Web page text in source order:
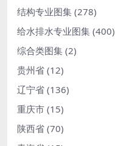
结构专业图集 (278)
给水排水专业图集 (400)
综合类图集 (2)
贵州省 (12)
辽宁省 (136)
重庆市 (15)
陕西省 (70)